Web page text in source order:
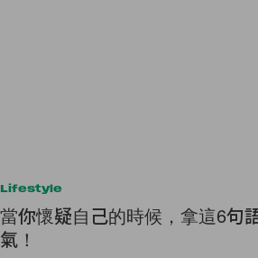
Lifestyle
當你懷疑自己的時候，拿這6句
氣！